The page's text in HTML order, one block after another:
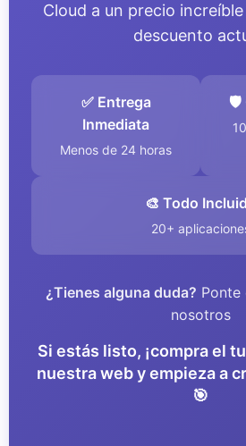
Cloud a un precio
descuento
✅ Entrega
Inmediata
Menos de 24 horas
🛡️
🎨 Todo
20+
¿Tienes alguna duda?
nosotros
Si estás listo, ¡compra el
nuestra web y empieza a
🎯